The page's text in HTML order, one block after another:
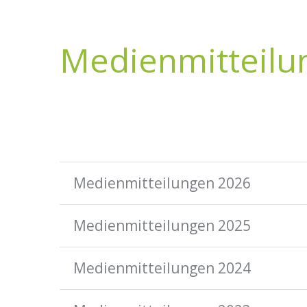
Medienmitteilungen 2026
Medienmitteilungen 2025
Medienmitteilungen 2024